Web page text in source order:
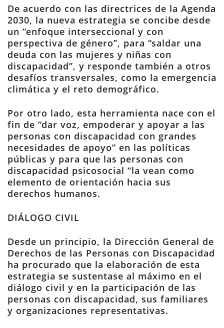
De acuerdo con las directrices de la Agenda
2030, la nueva estrategia se concibe desde
un “enfoque interseccional y con
perspectiva de género”, para “saldar una
deuda con las mujeres y niñas con
discapacidad”, y responde también a otros
desafíos transversales, como la emergencia
climática y el reto demográfico.
Por otro lado, esta herramienta nace con el
fin de “dar voz, empoderar y apoyar a las
personas con discapacidad con grandes
necesidades de apoyo” en las políticas
públicas y para que las personas con
discapacidad psicosocial “la vean como
elemento de orientación hacia sus
derechos humanos.
DIÁLOGO CIVIL
Desde un principio, la Dirección General de
Derechos de las Personas con Discapacidad
ha procurado que la elaboración de esta
estrategia se sustentase al máximo en el
diálogo civil y en la participación de las
personas con discapacidad, sus familiares
y organizaciones representativas.